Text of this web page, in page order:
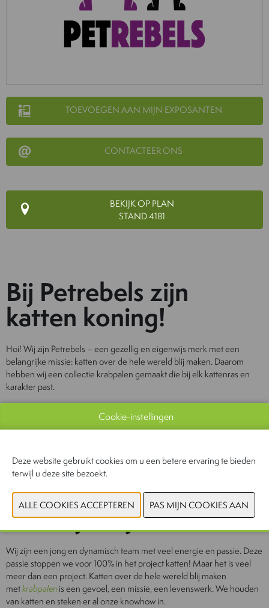
TOEVOEGEN AAN MIJN EXPOSANTEN
CONTACTEER ONS
BEKIJK OP PLAN
STAND 4181
Bij Petrebels zijn
katten koning!
Hoi! Wij zijn Petrebels – een gezellig en eigenwijs merk met een
belangrijke missie: katten over de hele wereld blij maken. Daarom
hebben wij een collectie krabpalen gemaakt die bij elk kattenras en
karakter past.
Elke kat is anders – de een ligt de hele dag te snurken en de ander kijkt
liever de kat uit de boom. En weer een ander maakt de buurt onveilig.
Wie zijn wij?
Wij zijn een jong en dynamisch team met veel energie en passie. Deze
passie stoppen we voor 100% in het project katten! Maar het is veel
meer dan een project. Katten over de hele wereld blij maken
metkrabpalenis een gevoel, een missie, een levenswerk. We houden
van katten en steken er al onze knowhow in.
Cookie-instellingen
Deze website gebruikt cookies om u een betere ervaring te bieden
terwijl u deze site bezoekt.